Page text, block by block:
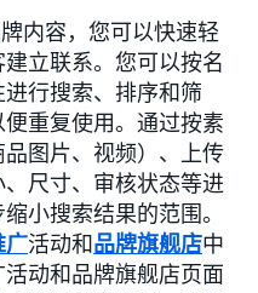
内容，您可以快速轻
立联系。您可以按名
行搜索、排序和筛
重复使用。通过按素
图片、视频）、上传
尺寸、审核状态等进
小搜索结果的范围。
广活动和品牌旗舰店中
动和品牌旗舰店页面